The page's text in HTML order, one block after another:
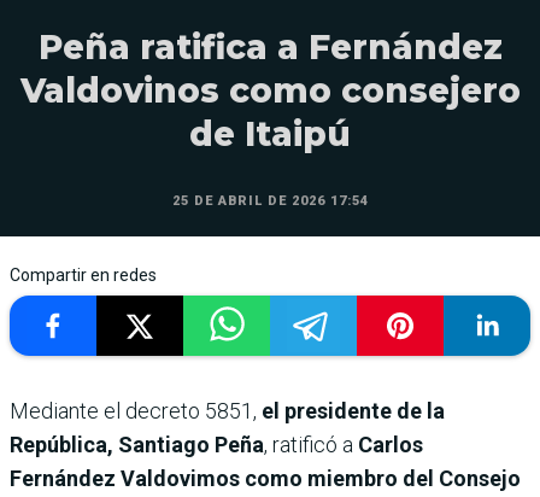
Peña ratifica a Fernández
Valdovinos como consejero
de Itaipú
25 DE ABRIL DE 2026 17:54
Compartir en redes
Mediante el decreto 5851, el presidente de la
República, Santiago Peña, ratificó a Carlos
Fernández Valdovimos como miembro del Consejo